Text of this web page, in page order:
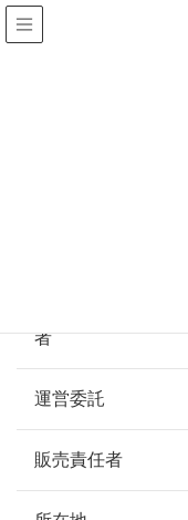
者
運営委託
販売責任者